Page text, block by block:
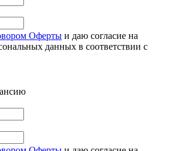
Оферты и даю согласие на
данных в соответствии с